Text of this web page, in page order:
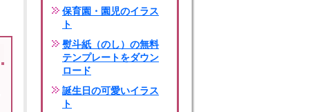
保育園・園児のイラス
ト
熨斗紙（のし）の無料
テンプレートをダウン
ロード
誕生日の可愛いイラス
ト